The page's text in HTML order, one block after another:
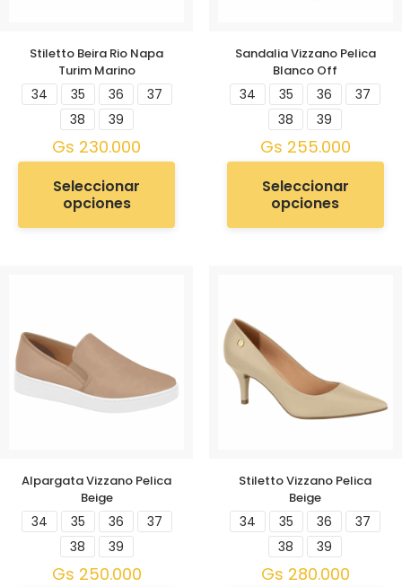
Stiletto Beira Rio Napa
Turim Marino
34 35 36
37
38
39
Gs 230.000
Seleccionar
opciones
Sandalia Vizzano Pelica
Blanco Off
34 35 36
37
38
39
Gs 255.000
Seleccionar
opciones
Alpargata Vizzano Pelica
Beige
34 35 36
37
38
39
Gs 250.000
Stiletto Vizzano Pelica
Beige
34 35 36
37
38
39
Gs 280.000